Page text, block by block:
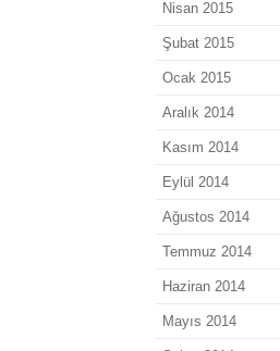
Nisan 2015
Şubat 2015
Ocak 2015
Aralık 2014
Kasım 2014
Eylül 2014
Ağustos 2014
Temmuz 2014
Haziran 2014
Mayıs 2014